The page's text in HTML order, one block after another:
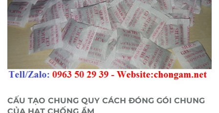
CẤU TẠO CHUNG QUY CÁCH ĐÓNG GÓI CHUNG